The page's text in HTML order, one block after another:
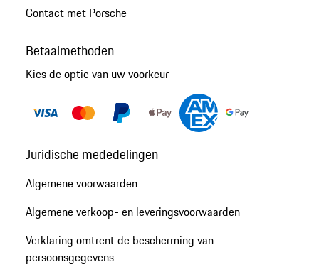
Contact met Porsche
Betaalmethoden
Kies de optie van uw voorkeur
Juridische mededelingen
Algemene voorwaarden
Algemene verkoop- en leveringsvoorwaarden
Verklaring omtrent de bescherming van
persoonsgegevens